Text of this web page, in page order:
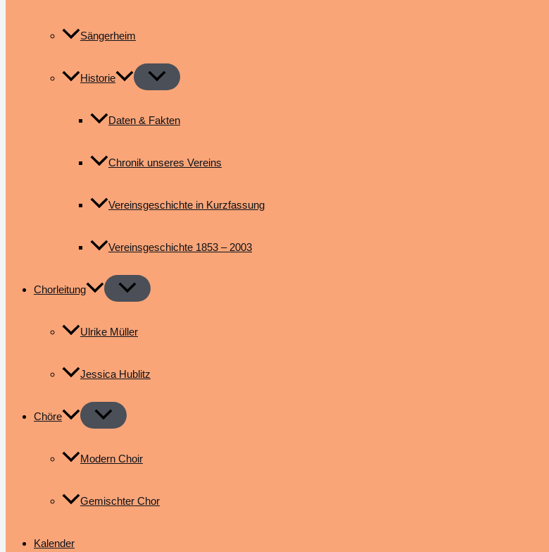
Sängerheim
Historie
Daten & Fakten
Chronik unseres Vereins
Vereinsgeschichte in Kurzfassung
Vereinsgeschichte 1853 – 2003
Chorleitung
Ulrike Müller
Jessica Hublitz
Chöre
Modern Choir
Gemischter Chor
Kalender